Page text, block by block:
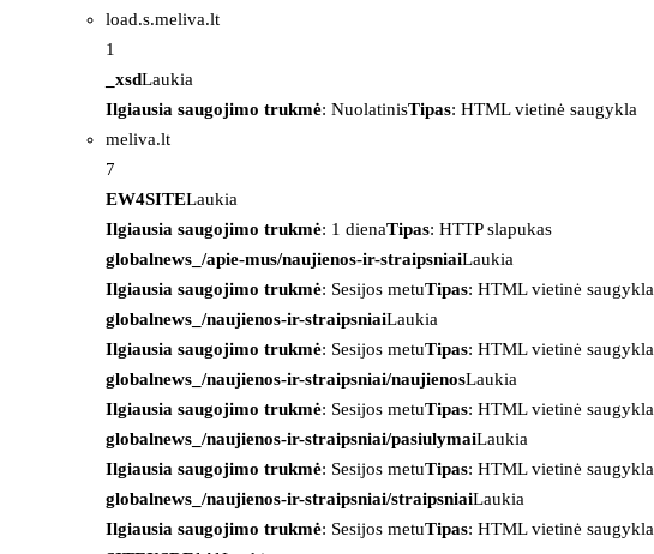
load.s.meliva.lt
1
_xsdLaukia
Ilgiausia saugojimo trukmė: NuolatinisTipas: HTML vietinė saugykla
meliva.lt
7
EW4SITELaukia
Ilgiausia saugojimo trukmė: 1 dienaTipas: HTTP slapukas
globalnews_/apie-mus/naujienos-ir-straipsniaiLaukia
Ilgiausia saugojimo trukmė: Sesijos metuTipas: HTML vietinė saugykla
globalnews_/naujienos-ir-straipsniaiLaukia
Ilgiausia saugojimo trukmė: Sesijos metuTipas: HTML vietinė saugykla
globalnews_/naujienos-ir-straipsniai/naujienosLaukia
Ilgiausia saugojimo trukmė: Sesijos metuTipas: HTML vietinė saugykla
globalnews_/naujienos-ir-straipsniai/pasiulymaiLaukia
Ilgiausia saugojimo trukmė: Sesijos metuTipas: HTML vietinė saugykla
globalnews_/naujienos-ir-straipsniai/straipsniaiLaukia
Ilgiausia saugojimo trukmė: Sesijos metuTipas: HTML vietinė saugykla